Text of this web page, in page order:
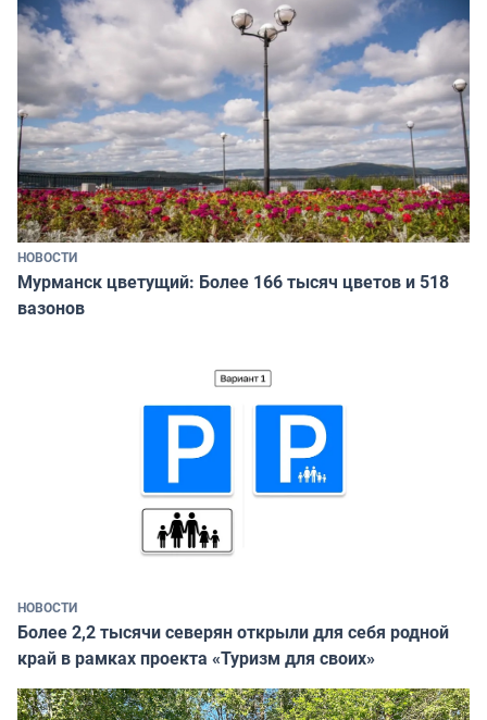
НОВОСТИ
Мурманск цветущий: Более 166 тысяч цветов и 518
вазонов
НОВОСТИ
Более 2,2 тысячи северян открыли для себя родной
край в рамках проекта «Туризм для своих»